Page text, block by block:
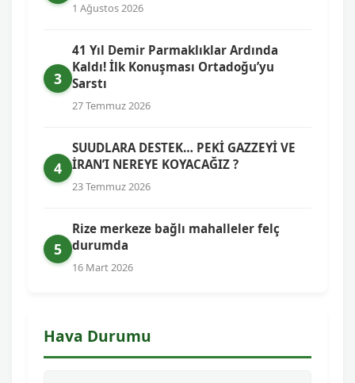
1 Ağustos 2026
3
41 Yıl Demir Parmaklıklar Ardında
Kaldı! İlk Konuşması Ortadoğu’yu
Sarstı
27 Temmuz 2026
4
SUUDLARA DESTEK… PEKİ GAZZEYİ VE
İRAN’I NEREYE KOYACAĞIZ ?
23 Temmuz 2026
5
Rize merkeze bağlı mahalleler felç
durumda
16 Mart 2026
Hava Durumu